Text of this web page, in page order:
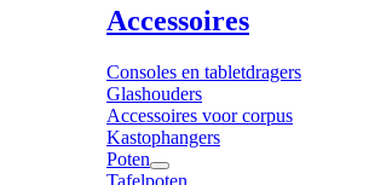
Accessoires
Consoles en tabletdragers
Glashouders
Accessoires voor corpus
Kastophangers
Poten
Tafelpoten